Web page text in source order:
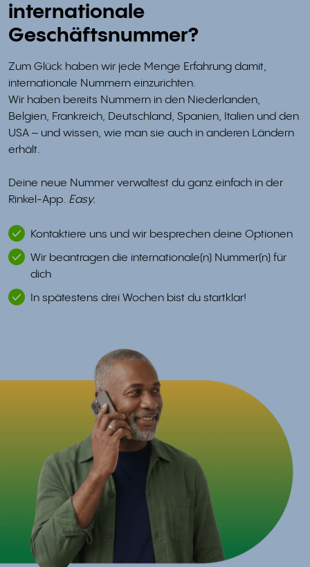
internationale
Geschäftsnummer?
Zum Glück haben wir jede Menge Erfahrung damit,
internationale Nummern einzurichten.
Wir haben bereits Nummern in den Niederlanden,
Belgien, Frankreich, Deutschland, Spanien, Italien und den
USA – und wissen, wie man sie auch in anderen Ländern
erhält.
Deine neue Nummer verwaltest du ganz einfach in der
Rinkel-App. Easy.
Kontaktiere uns und wir besprechen deine Optionen
Wir beantragen die internationale(n) Nummer(n) für
dich
In spätestens drei Wochen bist du startklar!